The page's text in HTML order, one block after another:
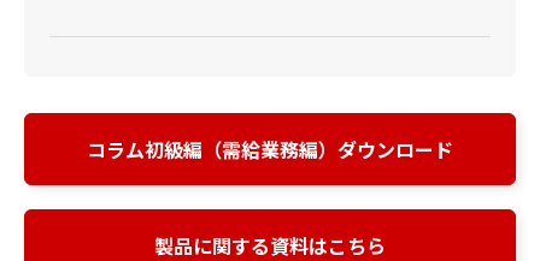
コラム初級編（需給業務編）ダウンロード
製品に関する資料はこちら